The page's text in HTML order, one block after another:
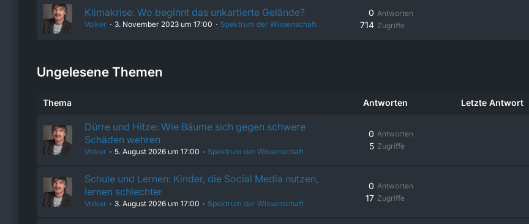
Klimakrise: Wo beginnt das unkartierte Gelände?
Volker 3. November 2023 um 17:00 Spektrum der Wissenschaft
Antworten
0
Zugriffe
714
Ungelesene Themen
Thema Antworten Letzte Antwort
Dürre und Hitze: Wie Bäume sich gegen schwere
Schäden wehren
Volker 5. August 2026 um 17:00 Spektrum der Wissenschaft
Antworten
0
Zugriffe
5
Schule und Lernen: Kinder, die Social Media nutzen,
lernen schlechter
Volker 3. August 2026 um 17:00 Spektrum der Wissenschaft
Antworten
0
Zugriffe
17